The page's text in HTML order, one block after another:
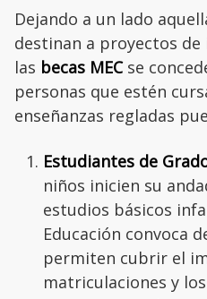
Dejando a un lado
destinan a proyectos
las becas MECse
personas que estén
enseñanzas regladas
Estudiantes de
niños inicien su
estudios básicos
Educación convoca
permiten cubrir el
matriculaciones y